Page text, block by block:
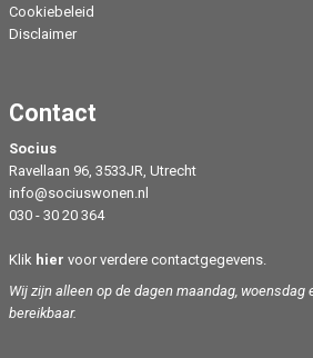
Cookiebeleid
Disclaimer
Contact
Socius
Ravellaan 96, 3533JR, Utrecht
info@sociuswonen.nl
030 - 30 20 364
Klik hier voor verdere contactgegevens.
Wij zijn alleen op de dagen maandag,
bereikbaar.